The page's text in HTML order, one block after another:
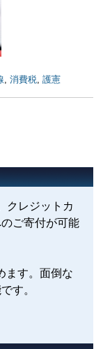
, 消費税, 護憲
クレジットカ
ご寄付が可能
ます。面倒な
す。